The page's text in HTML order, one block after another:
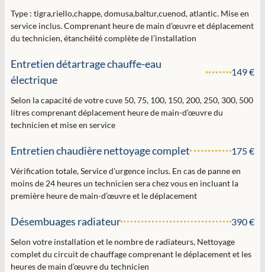
Type : tigra,riello,chappe, domusa,baltur,cuenod, atlantic. Mise en
service inclus. Comprenant heure de main d’œuvre et déplacement
du technicien, étanchéité complète de l’installation
Entretien détartrage chauffe-eau
électrique
149 €
Selon la capacité de votre cuve 50, 75, 100, 150, 200, 250, 300, 500
litres comprenant déplacement heure de main-d’œuvre du
technicien et mise en service
Entretien chaudière nettoyage complet 175 €
Vérification totale, Service d’urgence inclus. En cas de panne en
moins de 24 heures un technicien sera chez vous en incluant la
première heure de main-d’œuvre et le déplacement
Désembuages radiateur 390 €
Selon votre installation et le nombre de radiateurs, Nettoyage
complet du circuit de chauffage comprenant le déplacement et les
heures de main d’œuvre du technicien